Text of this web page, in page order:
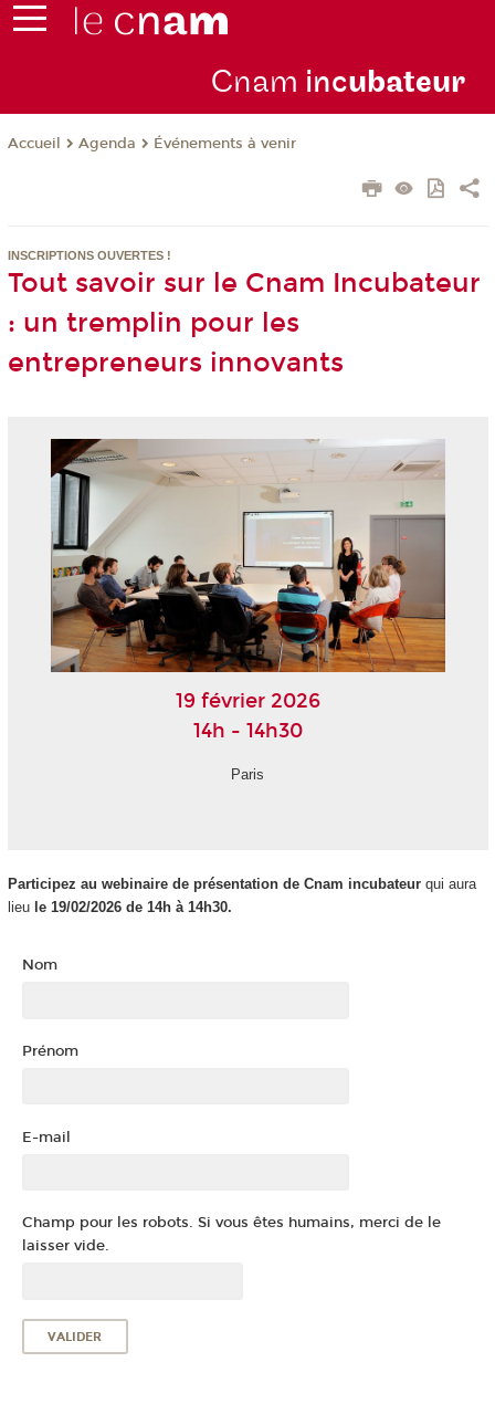
Cnam incubateur
Accueil Agenda Événements à venir
INSCRIPTIONS OUVERTES !
Tout savoir sur le Cnam Incubateur
: un tremplin pour les
entrepreneurs innovants
19 février 2026
14h - 14h30
Paris
Participez au webinaire de présentation de Cnam incubateur qui aura
lieule 19/02/2026 de 14h à 14h30.
Nom
Prénom
E-mail
Champ pour les robots. Si vous êtes humains, merci de le
laisser vide.